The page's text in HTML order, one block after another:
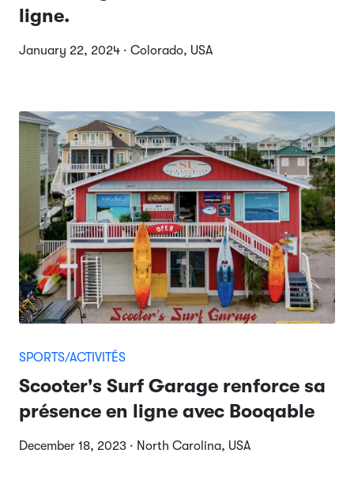
ligne.
January 22, 2024 · Colorado, USA
SPORTS/ACTIVITÉS
Scooter's Surf Garage renforce sa
présence en ligne avec Booqable
December 18, 2023 · North Carolina, USA